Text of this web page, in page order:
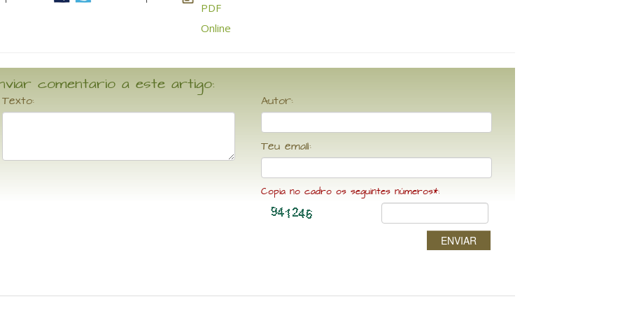
comentario a este artigo:
Texto: Autor:
Teu email:
Copia no cadro os seguintes números*:
ENVIAR